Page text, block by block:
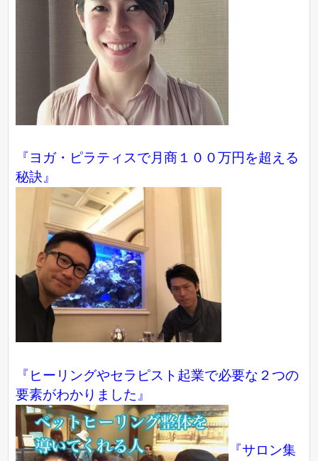
『ヨガ・ピラティスで月商１００万円を超える
秘訣』
『ヒーリングやセラピスト起業で必要な２つの
要素がわかりました』
『サロン集